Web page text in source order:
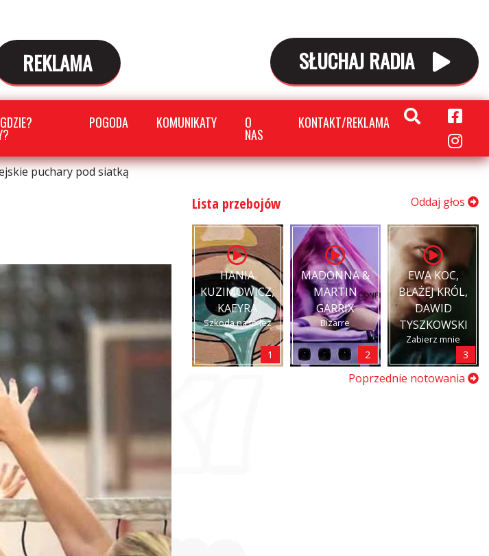
REKLAMA SŁUCHAJ RADIA
POGODA KOMUNIKATY O
NAS
KONTAKT/REKLAMA
puchary pod siatką
Lista przebojów Oddaj głos
HANIA
KUZIMOWICZ,
KAEYRA
Szkoda na to łez
1
MADONNA &
MARTIN
GARRIX
Bizarre
2
EWA KOC,
BŁAŻEJ KRÓL,
DAWID
TYSZKOWSKI
Zabierz mnie
3
Poprzednie notowania